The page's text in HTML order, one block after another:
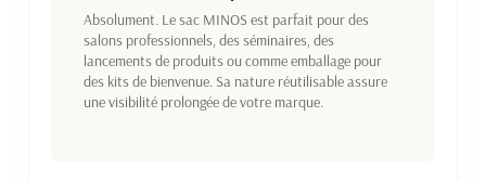
Absolument. Le sac MINOS est parfait pour des
salons professionnels, des séminaires, des
lancements de produits ou comme emballage pour
des kits de bienvenue. Sa nature réutilisable assure
une visibilité prolongée de votre marque.